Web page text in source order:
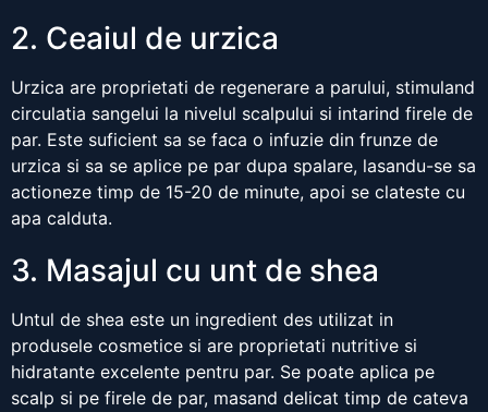
2. Ceaiul de urzica
Urzica are proprietati de regenerare a parului, stimuland
circulatia sangelui la nivelul scalpului si intarind firele de
par. Este suficient sa se faca o infuzie din frunze de
urzica si sa se aplice pe par dupa spalare, lasandu-se sa
actioneze timp de 15-20 de minute, apoi se clateste cu
apa calduta.
3. Masajul cu unt de shea
Untul de shea este un ingredient des utilizat in
produsele cosmetice si are proprietati nutritive si
hidratante excelente pentru par. Se poate aplica pe
scalp si pe firele de par, masand delicat timp de cateva